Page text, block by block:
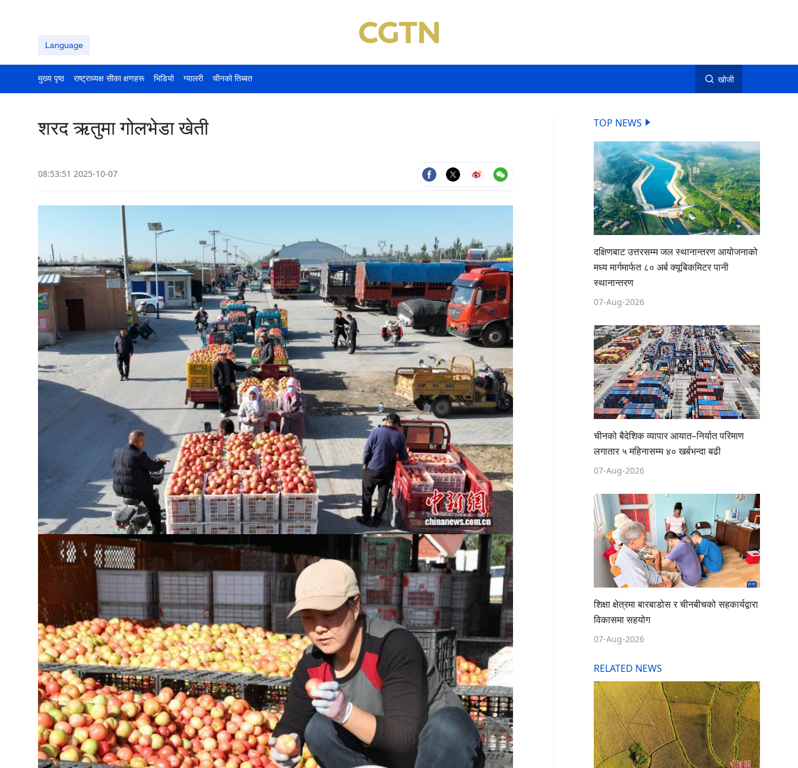
Language
मुख्य पृष्ठ राष्ट्राध्यक्ष सीका क्षणहरू भिडियो ग्यालरी चीनको तिब्बत खोजी
शरद ऋतुमा गोलभेडा खेती
08:53:51 2025-10-07
TOP NEWS
दक्षिणबाट उत्तरसम्म जल स्थानान्तरण आयोजनाको
मध्य मार्गमार्फत ८० अर्ब क्यूबिकमिटर पानी
स्थानान्तरण
07-Aug-2026
चीनको बैदेशिक व्यापार आयात–निर्यात परिमाण
लगातार ५ महिनासम्म ४० खर्बभन्दा बढी
07-Aug-2026
शिक्षा क्षेत्रमा बारबाडोस र चीनबीचको सहकार्यद्वारा
विकासमा सहयोग
07-Aug-2026
RELATED NEWS